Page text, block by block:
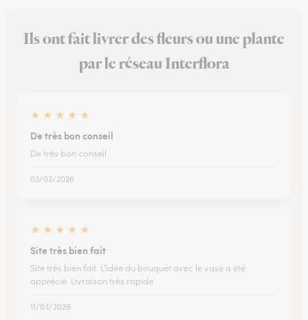
Ils ont fait livrer des fleurs ou une plante
par le réseau Interflora
★ ★ ★ ★ ★
De très bon conseil
De très bon conseil
03/02/2026
★ ★ ★ ★ ★
Site très bien fait
Site très bien fait. L’idée du bouquet avec le vase a été
apprécié. Livraison très rapide
11/03/2026